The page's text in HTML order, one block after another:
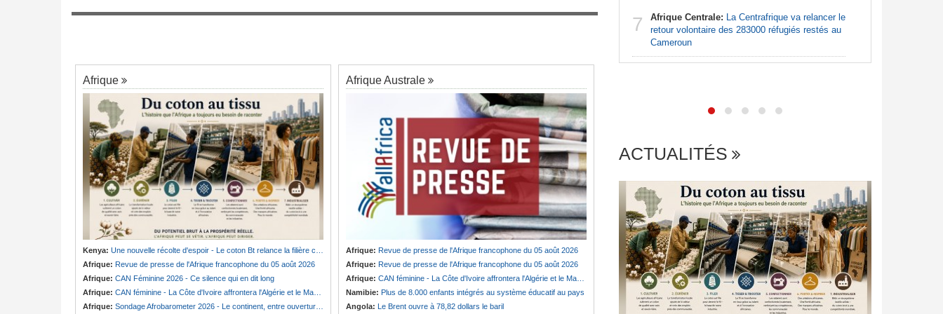
Afrique
Kenya: Une nouvelle récolte d'espoir - Le coton Bt relance la filière cotonnière à Lamu
Afrique: Revue de presse de l'Afrique francophone du 05 août 2026
Afrique: CAN Féminine 2026 - Ce silence qui en dit long
Afrique: CAN féminine - La Côte d'Ivoire affrontera l'Algérie et le Maroc fera face à l'Afrique du Sud en quarts
Afrique: Sondage Afrobarometer 2026 - Le continent, entre ouverture commerciale et défiance migratoire
Afrique Australe
Afrique: Revue de presse de l'Afrique francophone du 05 août 2026
Afrique: Revue de presse de l'Afrique francophone du 05 août 2026
Afrique: CAN féminine - La Côte d'Ivoire affrontera l'Algérie et le Maroc fera face à l'Afrique du Sud en quarts
Namibie: Plus de 8.000 enfants intégrés au système éducatif au pays
Angola: Le Brent ouvre à 78,82 dollars le baril
de la pensée de
Cameroun:Paul Biya absent depuis 58 jours -
7
du PIB après l'émission d'un euro-obligataire de
7 Afrique Centrale: La Centrafrique va relancer le
retour volontaire des 283000 réfugiés restés au
Cameroun
ACTUALITÉS